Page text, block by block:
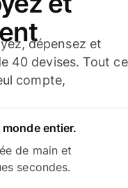
dépensez et
40 devises. Tout ce
compte,
entier.
de main et
secondes.